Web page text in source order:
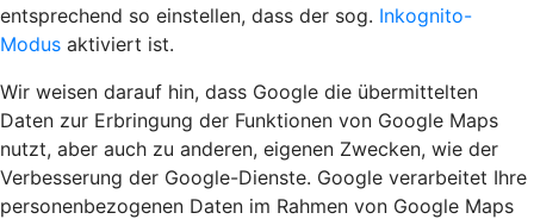
entsprechend so einstellen, dass der sog. Inkognito-
Modus aktiviert ist.
Wir weisen darauf hin, dass Google die übermittelten
Daten zur Erbringung der Funktionen von Google Maps
nutzt, aber auch zu anderen, eigenen Zwecken, wie der
Verbesserung der Google-Dienste. Google verarbeitet Ihre
personenbezogenen Daten im Rahmen von Google Maps